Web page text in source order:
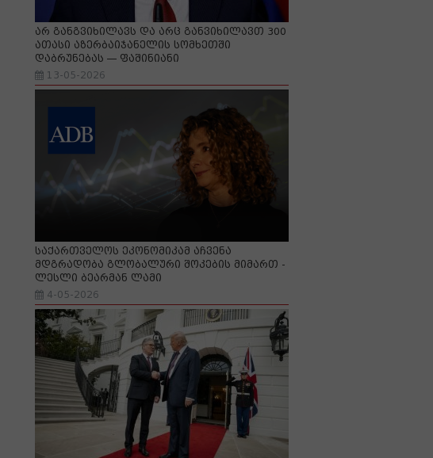
არ განგვიხილავს და არც განვიხილავთ 300
ათასი აზერბაიჯანელის სომხეთში
დაბრუნებას — ფაშინიანი
13-05-2026
საქართველოს ეკონომიკამ აჩვენა
მდგრადობა გლობალური შოკების მიმართ -
ლესლი ბეარმან ლამი
4-05-2026